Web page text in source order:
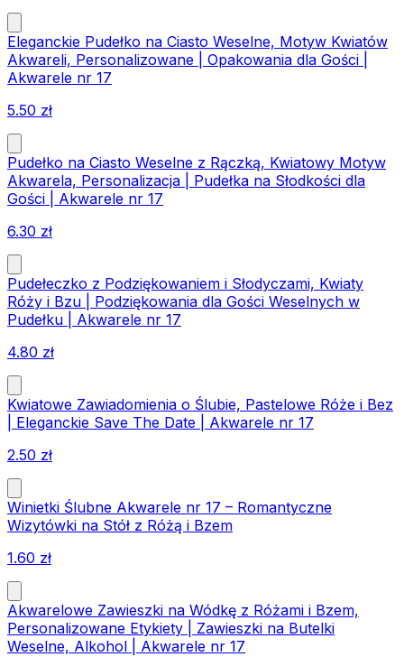
Eleganckie Pudełko na Ciasto Weselne, Motyw Kwiatów
Akwareli, Personalizowane | Opakowania dla Gości |
Akwarele nr 17
5.50 zł
Pudełko na Ciasto Weselne z Rączką, Kwiatowy Motyw
Akwarela, Personalizacja | Pudełka na Słodkości dla
Gości | Akwarele nr 17
6.30 zł
Pudełeczko z Podziękowaniem i Słodyczami, Kwiaty
Róży i Bzu | Podziękowania dla Gości Weselnych w
Pudełku | Akwarele nr 17
4.80 zł
Kwiatowe Zawiadomienia o Ślubie, Pastelowe Róże i Bez
| Eleganckie Save The Date | Akwarele nr 17
2.50 zł
Winietki Ślubne Akwarele nr 17 – Romantyczne
Wizytówki na Stół z Różą i Bzem
1.60 zł
Akwarelowe Zawieszki na Wódkę z Różami i Bzem,
Personalizowane Etykiety | Zawieszki na Butelki
Weselne, Alkohol | Akwarele nr 17